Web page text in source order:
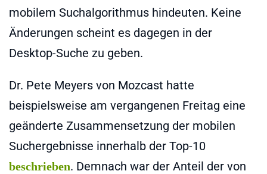
mobilem Suchalgorithmus hindeuten. Keine
Änderungen scheint es dagegen in der
Desktop-Suche zu geben.
Dr. Pete Meyers von Mozcast hatte
beispielsweise am vergangenen Freitag eine
geänderte Zusammensetzung der mobilen
Suchergebnisse innerhalb der Top-10
beschrieben. Demnach war der Anteil der von